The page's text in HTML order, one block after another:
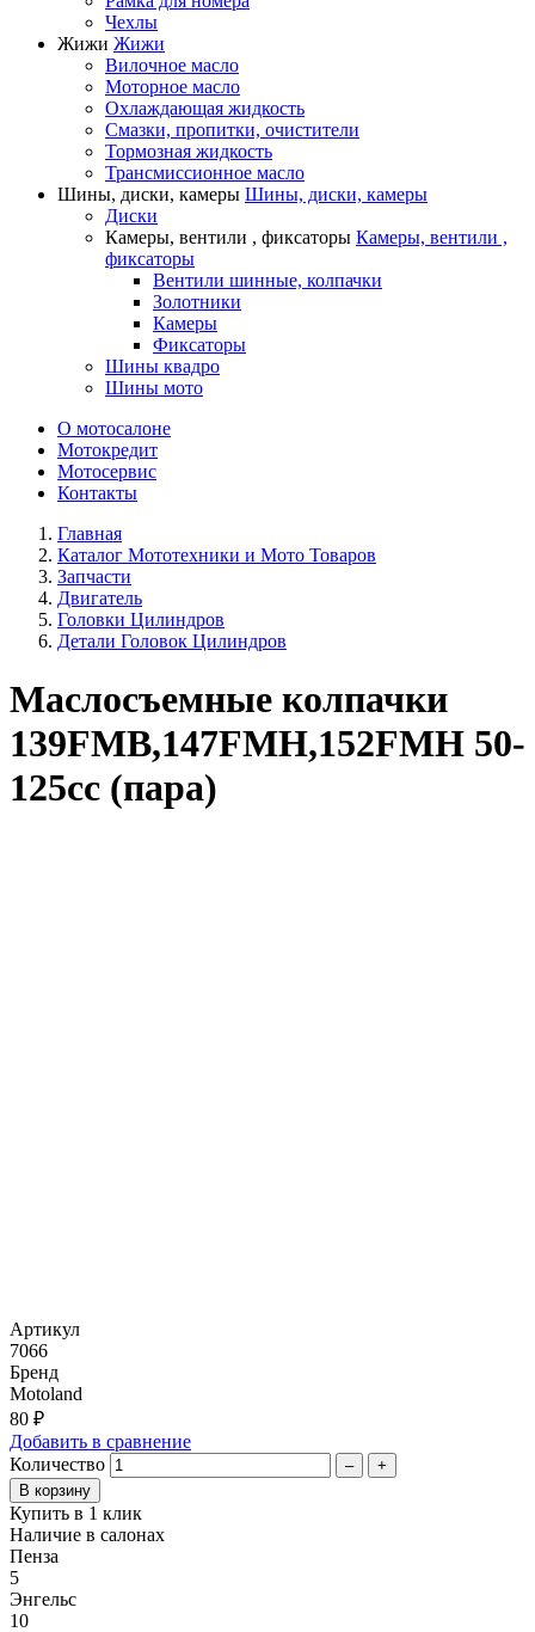
Чехлы
Жижи Жижи
Вилочное масло
Моторное масло
Охлаждающая жидкость
Смазки, пропитки, очистители
Тормозная жидкость
Трансмиссионное масло
Шины, диски, камеры Шины, диски, камеры
Диски
Камеры, вентили , фиксаторы Камеры, вентили ,
фиксаторы
Вентили шинные, колпачки
Золотники
Камеры
Фиксаторы
Шины квадро
Шины мото
О мотосалоне
Мотокредит
Мотосервис
Контакты
Главная
Каталог Мототехники и Мото Товаров
Запчасти
Двигатель
Головки Цилиндров
Детали Головок Цилиндров
Маслосъемные колпачки
139FMB,147FMH,152FMH 50-
125сc (пара)
Артикул
7066
Бренд
Motoland
80 ₽
Добавить в сравнение
Количество
– +
Купить в 1 клик
Наличие в салонах
Пенза
5
Энгельс
10